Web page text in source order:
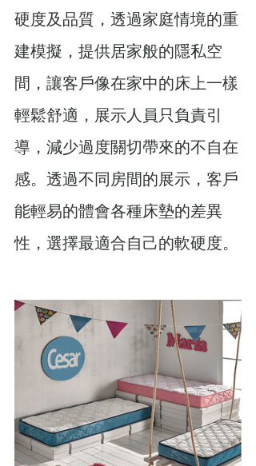
硬度及品質，透過家庭情境的重
建模擬，提供居家般的隱私空
間，讓客戶像在家中的床上一樣
輕鬆舒適，展示人員只負責引
導，減少過度關切帶來的不自在
感。透過不同房間的展示，客戶
能輕易的體會各種床墊的差異
性，選擇最適合自己的軟硬度。